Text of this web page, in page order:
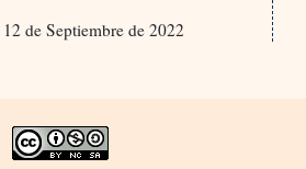
de Septiembre de 2022